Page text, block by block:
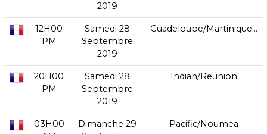
2019
12H00
PM
Samedi 28
Septembre
2019
Guadeloupe/Martinique...
20H00
PM
Samedi 28
Septembre
2019
Indian/Reunion
03H00
Dimanche 29
Pacific/Noumea